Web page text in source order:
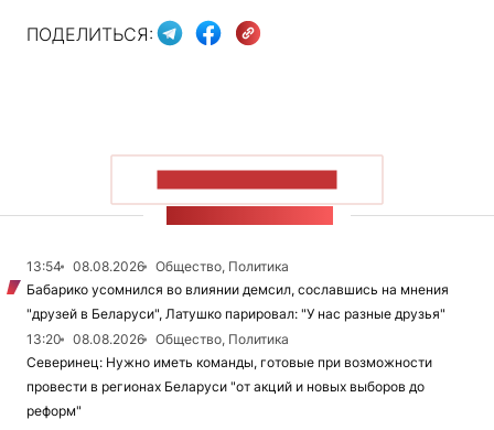
ПОДЕЛИТЬСЯ:
13:54 08.08.2026
Общество, Политика
Бабарико усомнился во влиянии демсил, сославшись на мнения
"друзей в Беларуси", Латушко парировал: "У нас разные друзья"
13:20
08.08.2026
Общество, Политика
Северинец: Нужно иметь команды, готовые при возможности
провести в регионах Беларуси "от акций и новых выборов до
реформ"